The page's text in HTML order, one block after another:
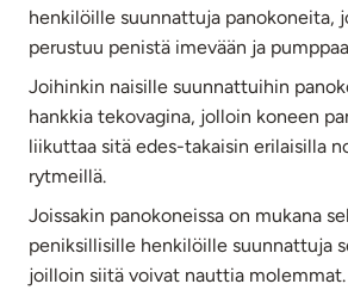
henkilöille suunnattuja panokoneita,
perustuu penistä imevään ja
Joihinkin naisille suunnattuihin
hankkia tekovagina, jolloin koneen
liikuttaa sitä edes-takaisin erilaisilla
rytmeillä.
Joissakin panokoneissa on mukana
peniksillisille henkilöille suunnattuja
joilloin siitä voivat nauttia molemmat.